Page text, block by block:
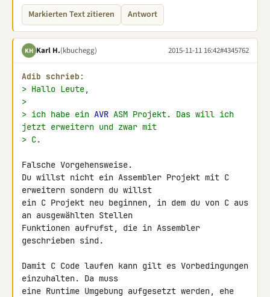
Markierten Text zitieren Antwort
KH Karl H.(kbuchegg) 2015-11-11 16:42#4345762
Adib schrieb:
> Hallo Leute,
>
> ich habe ein AVR ASM Projekt. Das will ich
jetzt erweitern und zwar mit
> C.
Falsche Vorgehensweise.
Du willst nicht ein Assembler Projekt mit C
erweitern sondern du willst
ein C Projekt neu beginnen, in dem du von C aus
an ausgewählten Stellen
Funktionen aufrufst, die in Assembler
geschrieben sind.
Damit C Code laufen kann gilt es Vorbedingungen
einzuhalten. Da muss
eine Runtime Umgebung aufgesetzt werden, ehe